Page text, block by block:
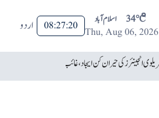
34°C
اسلام آباد
Thu, Aug 06, 2026
08:27:21 اردو
آسٹریلوی انجینئرز کی حیران کن ایجاد، غائب ہونے والا ڈرون تیار